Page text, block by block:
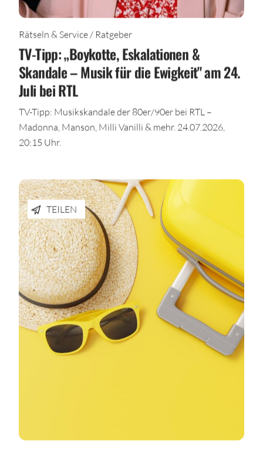
Rätseln & Service / Ratgeber
TV-Tipp: „Boykotte, Eskalationen &
Skandale – Musik für die Ewigkeit" am 24.
Juli bei RTL
TV-Tipp: Musikskandale der 80er/90er bei RTL –
Madonna, Manson, Milli Vanilli & mehr. 24.07.2026,
20:15 Uhr.
TEILEN